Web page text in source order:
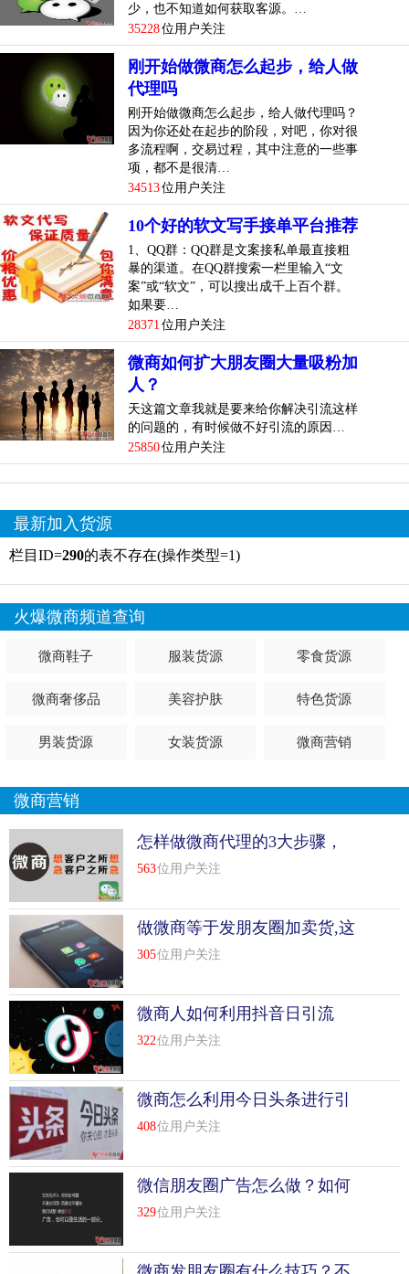
少，也不知道如何获取客源。…
35228位用户关注
刚开始做微商怎么起步，给人做
代理吗
刚开始做微商怎么起步，给人做代理吗？
因为你还处在起步的阶段，对吧，你对很
多流程啊，交易过程，其中注意的一些事
项，都不是很清…
34513位用户关注
10个好的软文写手接单平台推荐
1、QQ群：QQ群是文案接私单最直接粗
暴的渠道。在QQ群搜索一栏里输入“文
案”或“软文”，可以搜出成千上百个群。
如果要…
28371 位用户关注
微商如何扩大朋友圈大量吸粉加
人？
天这篇文章我就是要来给你解决引流这样
的问题的，有时候做不好引流的原因…
25850位用户关注
最新加入货源
栏目ID=290的表不存在(操作类型=1)
火爆微商频道查询
微商鞋子 服装货源 零食货源
微商奢侈品 美容护肤 特色货源
男装货源 女装货源 微商营销
微商营销
怎样做微商代理的3大步骤，
不看后悔！
563位用户关注
做微商等于发朋友圈加卖货,这
种说法错在哪里？
305位用户关注
微商人如何利用抖音日引流
500+
322位用户关注
微商怎么利用今日头条进行引
流
408位用户关注
微信朋友圈广告怎么做？如何
推广有效果？
329位用户关注